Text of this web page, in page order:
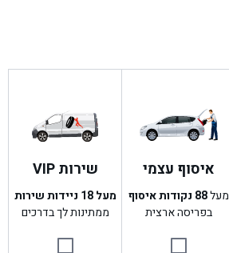
איסוף עצמי
מעל88 נקודות איסוף
בפריסה ארצית
שירות VIP
מעל 18 ניידות שירות
ממתינות לך בדרכים